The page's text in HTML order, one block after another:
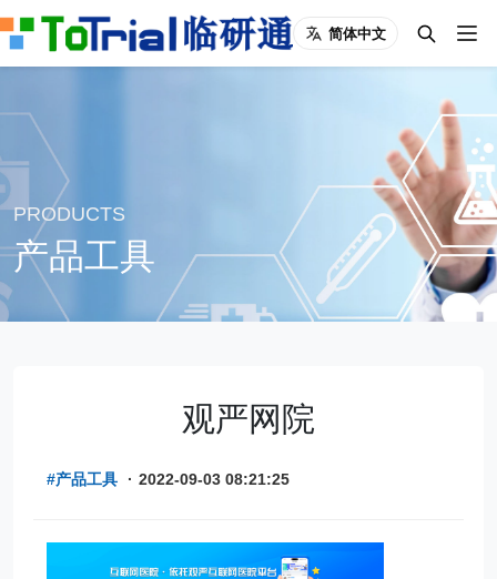
简体中文
PRODUCTS
产品工具
观严网院
#产品工具 · 2022-09-03 08:21:25